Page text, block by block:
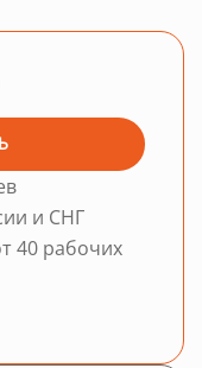
и СНГ
40 рабочих